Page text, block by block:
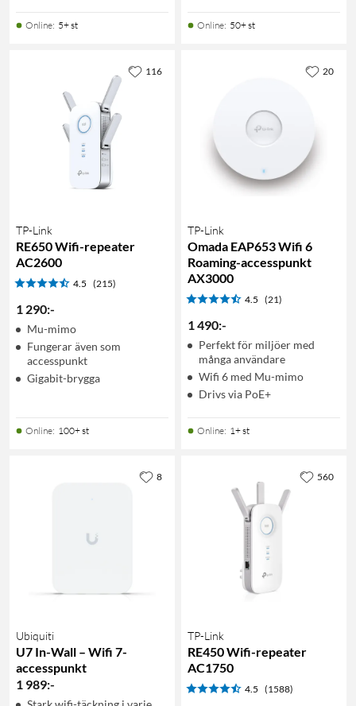
Online: 5+ st Online: 50+ st
TP-Link
RE650 Wifi-repeater
AC2600
4.5 (215)
1 290:-
Mu-mimo
Fungerar även som
accesspunkt
Gigabit-brygga
Online: 100+ st
116
TP-Link
Omada EAP653 Wifi 6
Roaming-accesspunkt
AX3000
4.5 (21)
1 490:-
Perfekt för miljöer med
många användare
Wifi 6 med Mu-mimo
Drivs via PoE+
Online: 1+ st
20
Ubiquiti
U7 In-Wall – Wifi 7-
accesspunkt
1 989:-
8
TP-Link
RE450 Wifi-repeater
AC1750
4.5 (1588)
560